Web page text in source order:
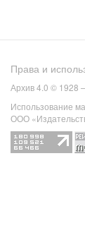
Права и
Архив 4.0 © 1928
Использование
ООО